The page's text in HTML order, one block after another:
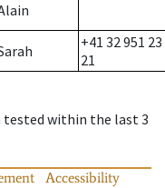
+41 32 951 23
21
tested within the last 3
Accessibility